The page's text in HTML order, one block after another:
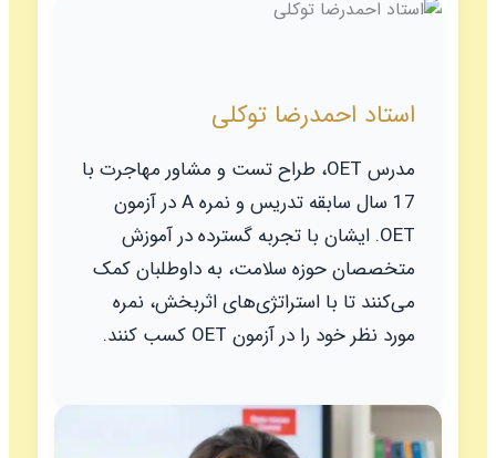
استاد احمدرضا توکلی
مدرس OET، طراح تست و مشاور مهاجرت با
17 سال سابقه تدریس و نمره A در آزمون
OET. ایشان با تجربه گسترده در آموزش
متخصصان حوزه سلامت، به داوطلبان کمک
می‌کنند تا با استراتژی‌های اثربخش، نمره
مورد نظر خود را در آزمون OET کسب کنند.